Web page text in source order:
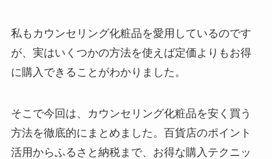
私もカウンセリング化粧品を愛用しているのです
が、実はいくつかの方法を使えば定価よりもお得
に購入できることがわかりました。
そこで今回は、カウンセリング化粧品を安く買う
方法を徹底的にまとめました。百貨店のポイント
活用からふるさと納税まで、お得な購入テクニッ